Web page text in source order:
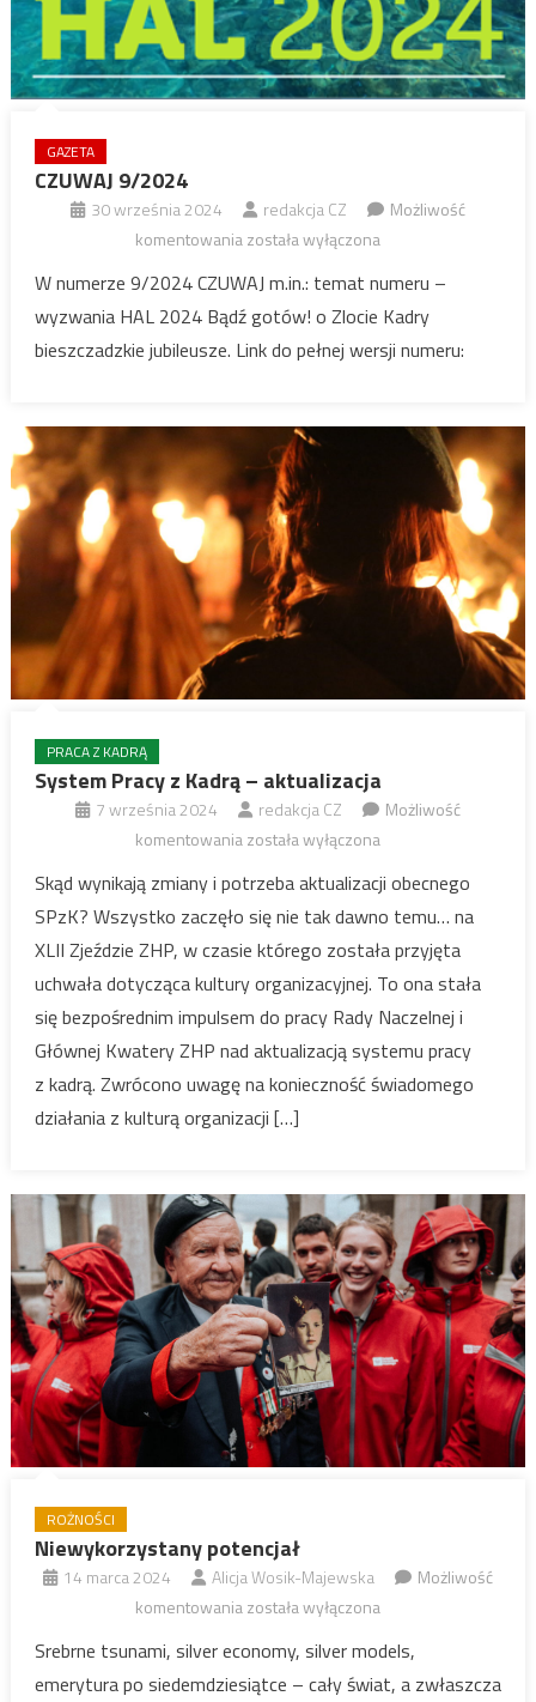
GAZETA
CZUWAJ 9/2024
30 września 2024 redakcja CZ
Możliwość
komentowaniaCZUWAJ
została wyłączona
W numerze 9/2024 CZUWAJ m.in.: temat numeru –
wyzwania HAL 2024 Bądź gotów! o Zlocie Kadry
bieszczadzkie jubileusze. Link do pełnej wersji numeru:
PRACA Z KADRĄ
System Pracy z Kadrą – aktualizacja
7 września 2024 redakcja CZ
Możliwość
komentowaniaSystem
z
Kadrą
–
aktualizacja
została wyłączona
Skąd wynikają zmiany i potrzeba aktualizacji obecnego
SPzK? Wszystko zaczęło się nie tak dawno temu… na
XLII Zjeździe ZHP, w czasie którego została przyjęta
uchwała dotycząca kultury organizacyjnej. To ona stała
się bezpośrednim impulsem do pracy Rady Naczelnej i
Głównej Kwatery ZHP nad aktualizacją systemu pracy
z kadrą. Zwrócono uwagę na konieczność świadomego
działania z kulturą organizacji […]
ROŻNOŚCI
Niewykorzystany potencjał
14 marca 2024 Alicja Wosik-Majewska
Możliwość
komentowaniaNiewykorzystany
została wyłączona
Srebrne tsunami, silver economy, silver models,
emerytura po siedemdziesiątce – cały świat, a zwłaszcza